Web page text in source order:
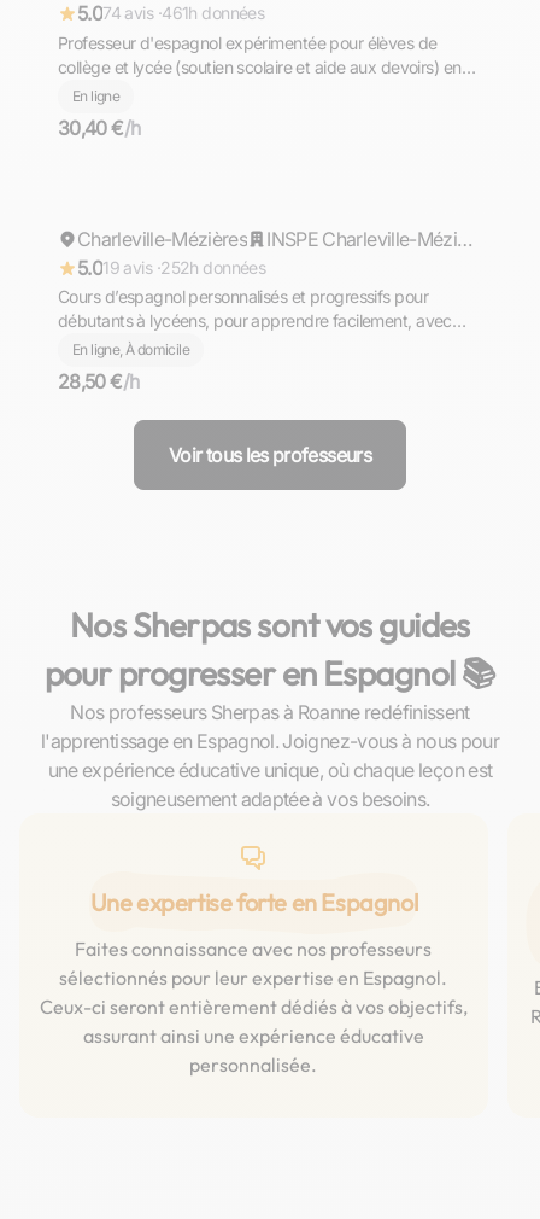
5.074 avis ·461h données
Professeur d'espagnol expérimentée pour élèves de
collège et lycée (soutien scolaire et aide aux devoirs) en
ligne
En ligne
30,40 €/h
Répond rapidement
Charleville-Mézières
INSPE Charleville-Mézières: Institut National Supérieur du Professorat et de l'Education
5.019 avis ·252h données
Cours d’espagnol personnalisés et progressifs pour
débutants à lycéens, pour apprendre facilement, avec
plaisir et confiance
En ligne, À domicile
28,50 €/h
Voir tous les professeurs
Nos Sherpas sont vos guides
pour progresser en Espagnol 📚
Nos professeurs Sherpas à Roanne redéfinissent
l'apprentissage en Espagnol. Joignez-vous à nous pour
une expérience éducative unique, où chaque leçon est
soigneusement adaptée à vos besoins.
Une expertise forte en Espagnol
Faites connaissance avec nos professeurs
sélectionnés pour leur expertise en Espagnol.
Ceux-ci seront entièrement dédiés à vos objectifs,
assurant ainsi une expérience éducative
personnalisée.